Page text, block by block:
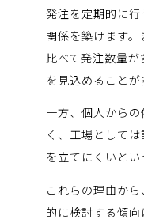
発注を定期的に
関係を築けます
比べて発注数量
を見込めることが
一方、個人から
く、工場として
を立てにくいとい
これらの理由か
的に検討する傾